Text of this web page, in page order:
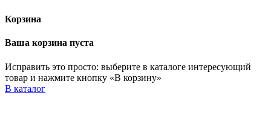
Корзина
Ваша корзина пуста
Исправить это просто: выберите в каталоге интересующий
товар и нажмите кнопку «В корзину»
В каталог